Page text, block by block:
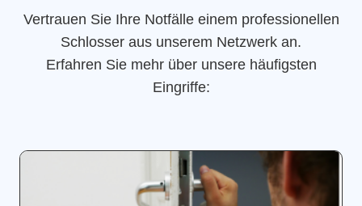
Vertrauen Sie Ihre Notfälle einem professionellen
Schlosser aus unserem Netzwerk an.
Erfahren Sie mehr über unsere häufigsten
Eingriffe: